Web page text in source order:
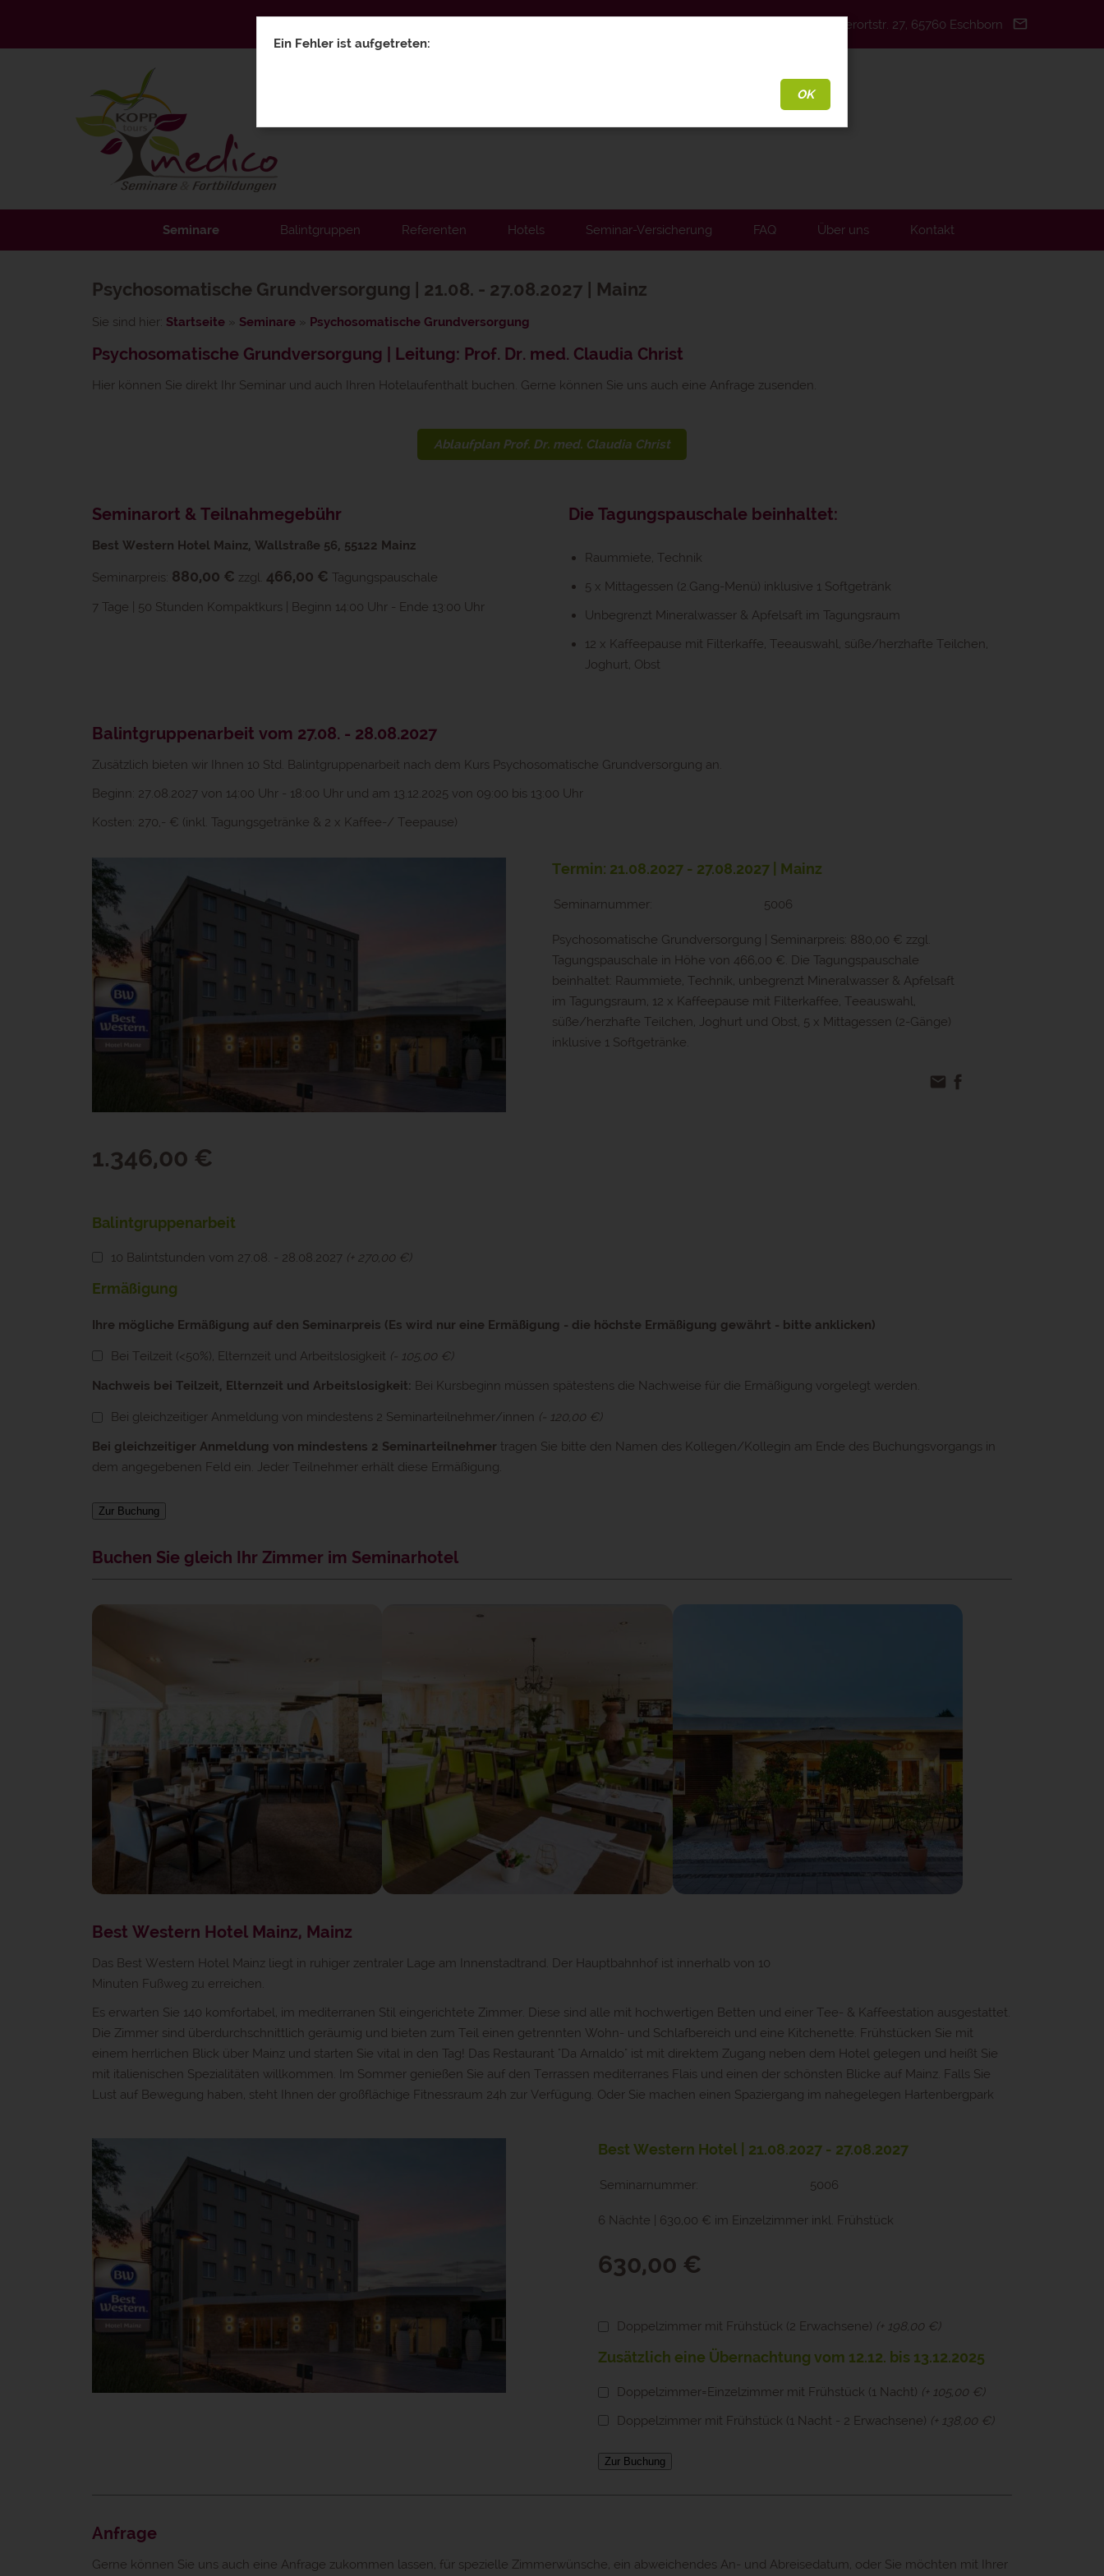
Unterortstr. 27, 65760 Eschborn
Seminare Balintgruppen Referenten Hotels Seminar-Versicherung FAQ Über uns Kontakt
Psychosomatische Grundversorgung | 21.08. - 27.08.2027 | Mainz
Sie sind hier: Startseite » Seminare » Psychosomatische Grundversorgung
Psychosomatische Grundversorgung | Leitung: Prof. Dr. med. Claudia Christ
Hier können Sie direkt Ihr Seminar und auch Ihren Hotelaufenthalt buchen. Gerne können Sie uns auch eine Anfrage zusenden.
Ablaufplan Prof. Dr. med. Claudia Christ
Seminarort & Teilnahmegebühr
Best Western Hotel Mainz, Wallstraße 56, 55122 Mainz
Seminarpreis: 880,00 € zzgl. 466,00 € Tagungspauschale
7 Tage | 50 Stunden Kompaktkurs | Beginn 14:00 Uhr - Ende 13:00 Uhr
Die Tagungspauschale beinhaltet:
Raummiete, Technik
5 x Mittagessen (2.Gang-Menü) inklusive 1 Softgetränk
Unbegrenzt Mineralwasser & Apfelsaft im Tagungsraum
12 x Kaffeepause mit Filterkaffe, Teeauswahl, süße/herzhafte Teilchen,
Joghurt, Obst
Balintgruppenarbeit vom 27.08. - 28.08.2027
Zusätzlich bieten wir Ihnen 10 Std. Balintgruppenarbeit nach dem Kurs Psychosomatische Grundversorgung an.
Beginn: 27.08.2027 von 14:00 Uhr - 18:00 Uhr und am 13.12.2025 von 09:00 bis 13:00 Uhr
Kosten: 270,- € (inkl. Tagungsgetränke & 2 x Kaffee-/ Teepause)
Termin: 21.08.2027 - 27.08.2027 | Mainz
Seminarnummer: 5006
Psychosomatische Grundversorgung | Seminarpreis: 880,00 € zzgl.
Tagungspauschale in Höhe von 466,00 €. Die Tagungspauschale
beinhaltet: Raummiete, Technik, unbegrenzt Mineralwasser & Apfelsaft
im Tagungsraum, 12 x Kaffeepause mit Filterkaffee, Teeauswahl,
süße/herzhafte Teilchen, Joghurt und Obst, 5 x Mittagessen (2-Gänge)
inklusive 1 Softgetränke.
1.346,00 €
Balintgruppenarbeit
10 Balintstunden vom 27.08. - 28.08.2027 (+ 270,00 €)
Ermäßigung
Ihre mögliche Ermäßigung auf den Seminarpreis (Es wird nur eine Ermäßigung - die höchste Ermäßigung gewährt - bitte anklicken)
Bei Teilzeit (<50%), Elternzeit und Arbeitslosigkeit (- 105,00 €)
Nachweis bei Teilzeit, Elternzeit und Arbeitslosigkeit: Bei Kursbeginn müssen spätestens die Nachweise für die Ermäßigung vorgelegt werden.
Bei gleichzeitiger Anmeldung von mindestens 2 Seminarteilnehmer/innen (- 120,00 €)
Bei gleichzeitiger Anmeldung von mindestens 2 Seminarteilnehmer tragen Sie bitte den Namen des Kollegen/Kollegin am Ende des Buchungsvorgangs in
dem angegebenen Feld ein. Jeder Teilnehmer erhält diese Ermäßigung.
Zur Buchung
Buchen Sie gleich Ihr Zimmer im Seminarhotel
Best Western Hotel Mainz, Mainz
Das Best Western Hotel Mainz liegt in ruhiger zentraler Lage am Innenstadtrand. Der Hauptbahnhof ist innerhalb von 10
Minuten Fußweg zu erreichen.
Es erwarten Sie 140 komfortabel, im mediterranen Stil eingerichtete Zimmer. Diese sind alle mit hochwertigen Betten und einer Tee- & Kaffeestation ausgestattet.
Die Zimmer sind überdurchschnittlich geräumig und bieten zum Teil einen getrennten Wohn- und Schlafbereich und eine Kitchenette. Frühstücken Sie mit
einem herrlichen Blick über Mainz und starten Sie vital in den Tag! Das Restaurant "Da Arnaldo" ist mit direktem Zugang neben dem Hotel gelegen und heißt Sie
mit italienischen Spezialitäten willkommen. Im Sommer genießen Sie auf den Terrassen mediterranes Flais und einen der schönsten Blicke auf Mainz. Falls Sie
Lust auf Bewegung haben, steht Ihnen der großflächige Fitnessraum 24h zur Verfügung. Oder Sie machen einen Spaziergang im nahegelegen Hartenbergpark
Best Western Hotel | 21.08.2027 - 27.08.2027
Seminarnummer: 5006
6 Nächte | 630,00 € im Einzelzimmer inkl. Frühstück
630,00 €
Doppelzimmer mit Frühstück (2 Erwachsene) (+ 198,00 €)
Zusätzlich eine Übernachtung vom 12.12. bis 13.12.2025
Doppelzimmer=Einzelzimmer mit Frühstück (1 Nacht) (+ 105,00 €)
Doppelzimmer mit Frühstück (1 Nacht - 2 Erwachsene) (+ 138,00 €)
Zur Buchung
Anfrage
Gerne können Sie uns auch eine Anfrage zukommen lassen, für spezielle Zimmerwünsche, ein abweichendes An- und Abreisedatum, oder Sie möchten mit Ihrer
Ein Fehler ist aufgetreten:
OK